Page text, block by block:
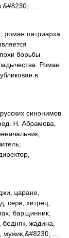
…
патриарха
борьбы
Роман
в
синонимов
Н. Абрамова,
царане,
серв, хитрец,
барщинник,
бедняк, жадина,
мужик,&#8230; …